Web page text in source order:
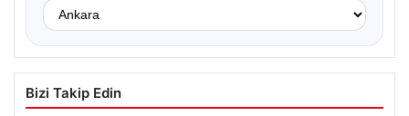
Bizi Takip Edin